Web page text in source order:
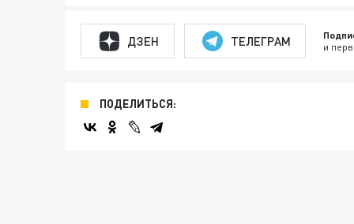
ДЗЕН ТЕЛЕГРАМ и
ПОДЕЛИТЬСЯ: